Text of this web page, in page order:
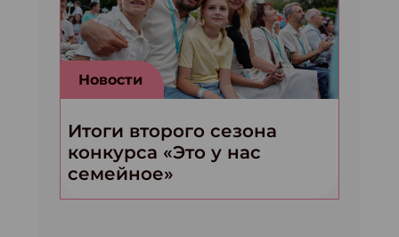
Новости
Итоги второго сезона
конкурса «Это у нас
семейное»